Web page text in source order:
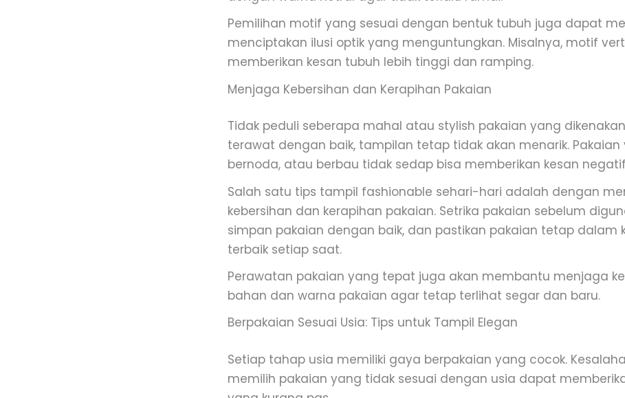
Pemilihan motif yang sesuai dengan bentuk tubuh juga dapat
menciptakan ilusi optik yang menguntungkan. Misalnya, motif
memberikan kesan tubuh lebih tinggi dan ramping.
Menjaga Kebersihan dan Kerapihan Pakaian
Tidak peduli seberapa mahal atau stylish pakaian yang
terawat dengan baik, tampilan tetap tidak akan menarik. Pakaian
bernoda, atau berbau tidak sedap bisa memberikan kesan
Salah satu tips tampil fashionable sehari-hari adalah dengan
kebersihan dan kerapihan pakaian. Setrika pakaian sebelum
simpan pakaian dengan baik, dan pastikan pakaian tetap dalam
terbaik setiap saat.
Perawatan pakaian yang tepat juga akan membantu menjaga
bahan dan warna pakaian agar tetap terlihat segar dan baru.
Berpakaian Sesuai Usia: Tips untuk Tampil Elegan
Setiap tahap usia memiliki gaya berpakaian yang cocok.
memilih pakaian yang tidak sesuai dengan usia dapat